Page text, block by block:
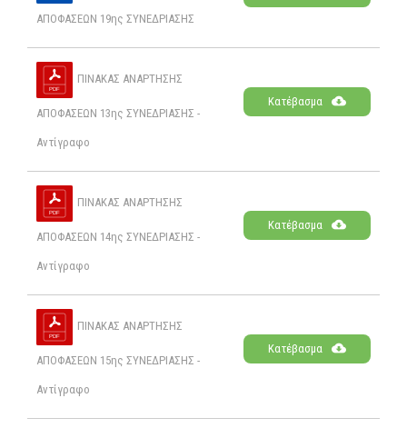
ΑΠΟΦΑΣΕΩΝ 19ης ΣΥΝΕΔΡΙΑΣΗΣ
ΠΙΝΑΚΑΣ ΑΝΑΡΤΗΣΗΣ
ΑΠΟΦΑΣΕΩΝ 13ης ΣΥΝΕΔΡΙΑΣΗΣ -
Αντίγραφο
Κατέβασμα
ΠΙΝΑΚΑΣ ΑΝΑΡΤΗΣΗΣ
ΑΠΟΦΑΣΕΩΝ 14ης ΣΥΝΕΔΡΙΑΣΗΣ -
Αντίγραφο
Κατέβασμα
ΠΙΝΑΚΑΣ ΑΝΑΡΤΗΣΗΣ
ΑΠΟΦΑΣΕΩΝ 15ης ΣΥΝΕΔΡΙΑΣΗΣ -
Αντίγραφο
Κατέβασμα